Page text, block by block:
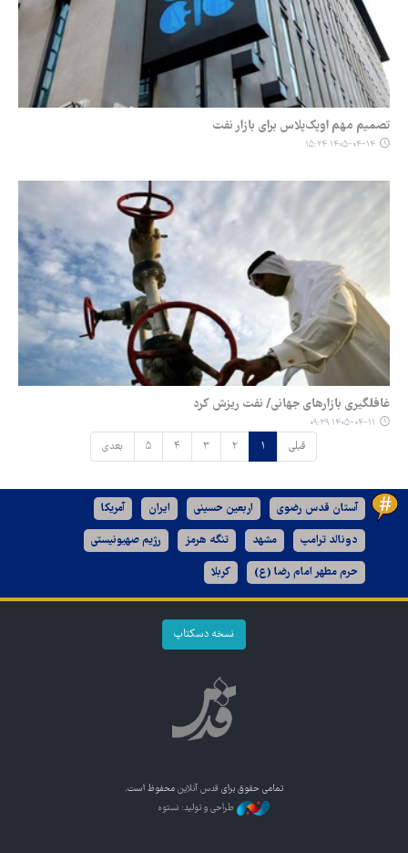
تصمیم مهم اوپک‌پلاس برای بازار نفت
۱۴۰۵-۰۴-۱۴ ۱۵:۲۴
غافلگیری بازارهای جهانی/ نفت ریزش کرد
۱۴۰۵-۰۴-۱۱ ۰۹:۳۹
قبلی ۱ ۲ ۳ ۴ ۵ بعدی
آستان قدس رضوی اربعین حسینی ایران آمریکا
دونالد ترامپ مشهد تنگه هرمز رژیم صهیونیستی
حرم مطهر امام رضا (ع) کربلا
نسخه دسکتاپ
تمامی حقوق برای قدس آنلاین محفوظ است.
طراحی و تولید: نستوه